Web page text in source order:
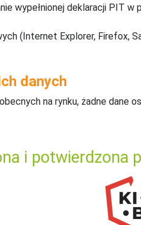
wypełnionej deklaracji PIT w
(Internet Explorer, Firefox,
danych
na rynku, żadne dane
i potwierdzona